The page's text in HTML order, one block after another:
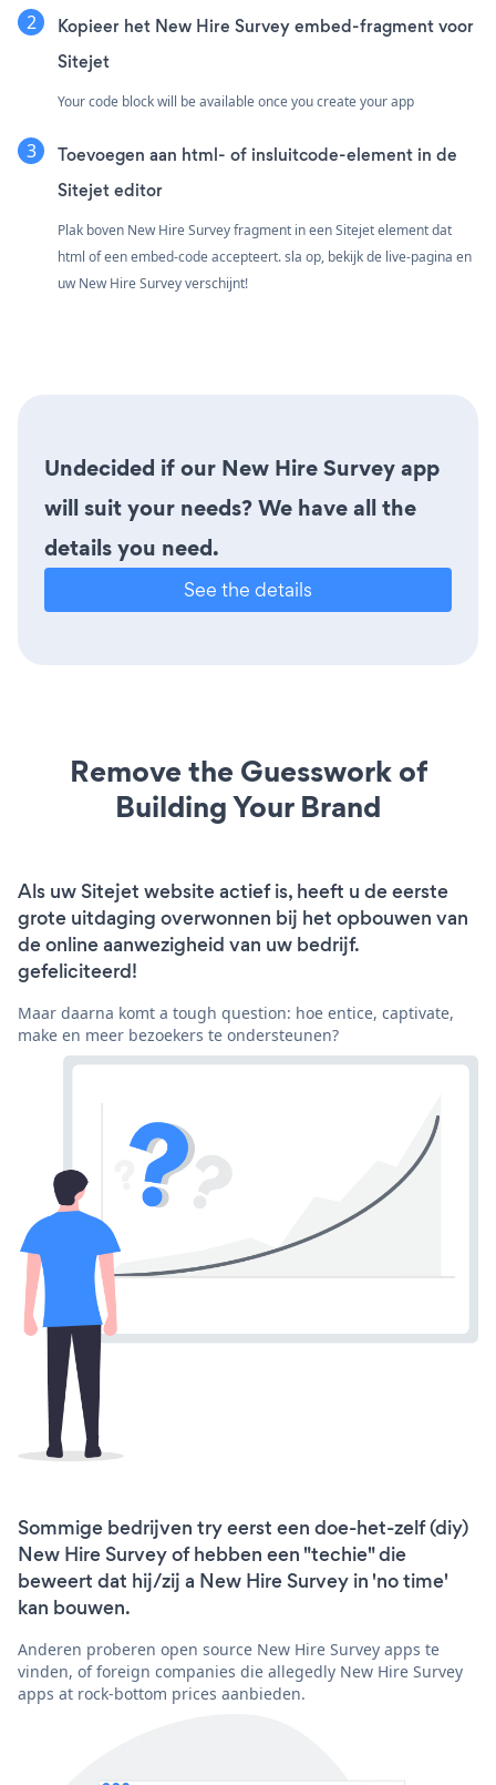
Kopieer het New Hire Survey embed-fragment voor
Sitejet
Your code block will be available once you create your app
Toevoegen aan html- of insluitcode-element in de
Sitejet editor
Plak boven New Hire Survey fragment in een Sitejet element dat
html of een embed-code accepteert. sla op, bekijk de live-pagina en
uw New Hire Survey verschijnt!
Undecided if our New Hire Survey app
will suit your needs? We have all the
details you need.
See the details
Remove the Guesswork of
Building Your Brand
Als uw Sitejet website actief is, heeft u de eerste
grote uitdaging overwonnen bij het opbouwen van
de online aanwezigheid van uw bedrijf.
gefeliciteerd!
Maar daarna komt a tough question: hoe entice, captivate,
make en meer bezoekers te ondersteunen?
Sommige bedrijven try eerst een doe-het-zelf (diy)
New Hire Survey of hebben een "techie" die
beweert dat hij/zij a New Hire Survey in 'no time'
kan bouwen.
Anderen proberen open source New Hire Survey apps te
vinden, of foreign companies die allegedly New Hire Survey
apps at rock-bottom prices aanbieden.